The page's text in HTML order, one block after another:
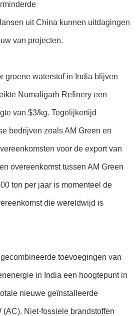
uit China kunnen uitdagingen
van projecten.
groene waterstof in India blijven
Numaligarh Refinery een
van $3/kg. Tegelijkertijd
bedrijven zoals AM Green en
voor de export van
overeenkomst tussen AM Green
ton per jaar is momenteel de
die wereldwijd is
toevoegingen van
in India een hoogtepunt in
nieuwe geïnstalleerde
(AC). Niet-fossiele brandstoffen